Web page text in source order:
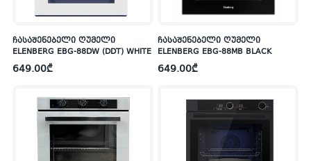
ჩასაშენებელი ღუმელი
ELENBERG EBG-88DW (DDT) WHITE
649.00₾
ჩასაშენებელი ღუმელი
ELENBERG EBG-88MB BLACK
649.00₾